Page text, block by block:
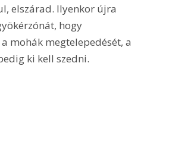
elszárad. Ilyenkor újra
hogy
mohák megtelepedését, a
ki kell szedni.